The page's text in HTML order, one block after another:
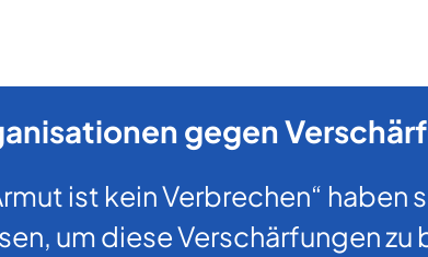
gegen
ist kein Verbrechen“
um diese Verschärfungen